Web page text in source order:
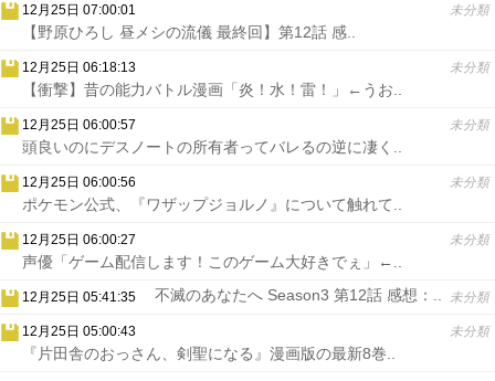
12月25日 07:00:01 未分類
【野原ひろし 昼メシの流儀 最終回】第12話 感..
12月25日 06:18:13 未分類
【衝撃】昔の能力バトル漫画「炎！水！雷！」←うお..
12月25日 06:00:57 未分類
頭良いのにデスノートの所有者ってバレるの逆に凄く..
12月25日 06:00:56 未分類
ポケモン公式、『ワザップジョルノ』について触れて..
12月25日 06:00:27 未分類
声優「ゲーム配信します！このゲーム大好きでぇ」←..
12月25日 05:41:35 未分類
不滅のあなたへ Season3 第12話 感想：..
12月25日 05:00:43 未分類
『片田舎のおっさん、剣聖になる』漫画版の最新8巻..